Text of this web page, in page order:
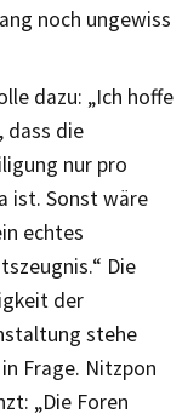
noch ungewiss
dazu: „Ich hoffe
dass die
nur pro
ist. Sonst wäre
echtes
Die
der
stehe
Frage. Nitzpon
„Die Foren